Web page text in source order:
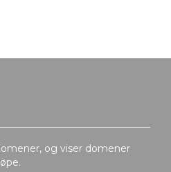
og viser domener